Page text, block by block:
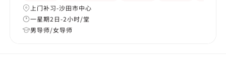
上门补习-沙田市中心
一星期2日-2小时/堂
男导师/女导师